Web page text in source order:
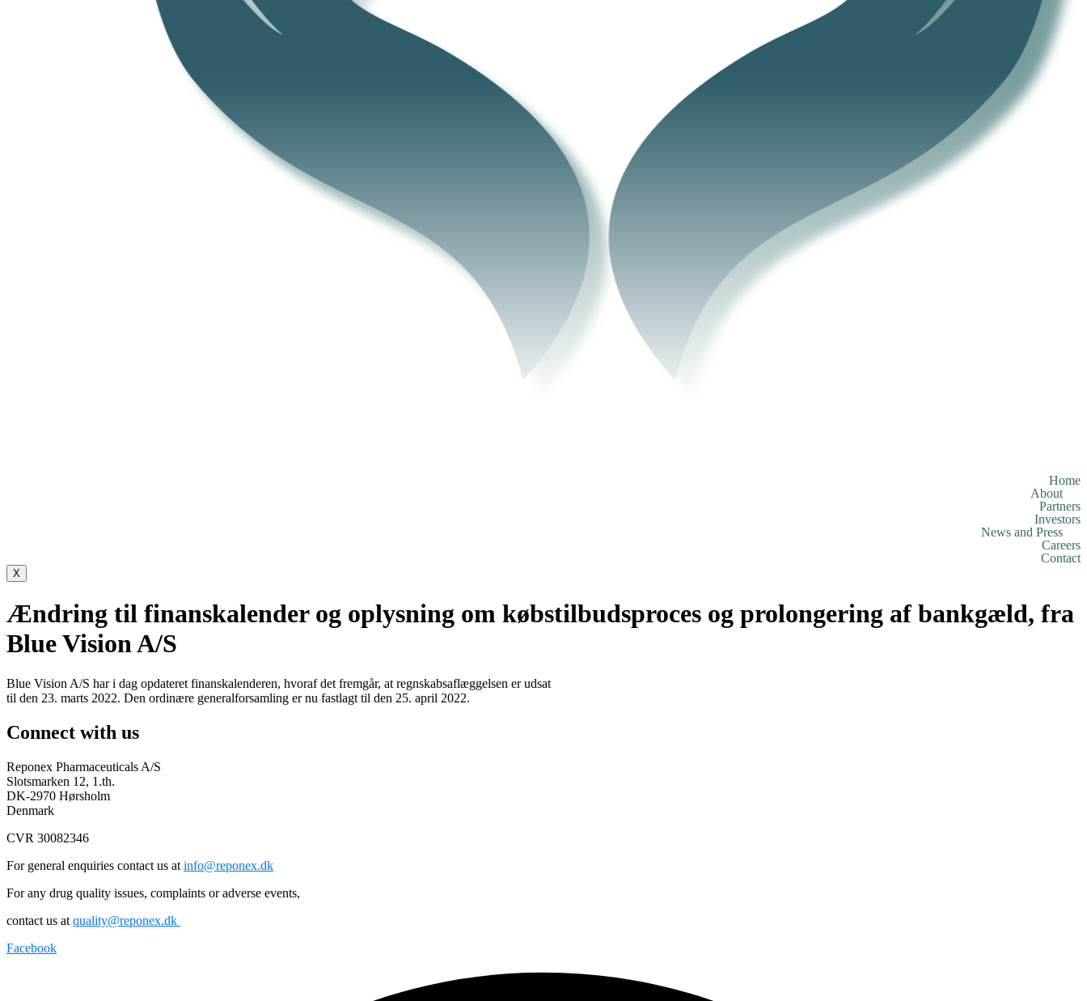
Home
About
Partners
Investors
News and Press
Careers
Contact
X
Ændring til finanskalender og oplysning om købstilbudsproces og prolongering af bankgæld, fra
Blue Vision A/S
Blue Vision A/S har i dag opdateret finanskalenderen, hvoraf det fremgår, at regnskabsaflæggelsen er udsat
til den 23. marts 2022. Den ordinære generalforsamling er nu fastlagt til den 25. april 2022.
Connect with us
Reponex Pharmaceuticals A/S
Slotsmarken 12, 1.th.
DK-2970 Hørsholm
Denmark
CVR 30082346
For general enquiries contact us at info@reponex.dk
For any drug quality issues, complaints or adverse events,
contact us at quality@reponex.dk
Facebook